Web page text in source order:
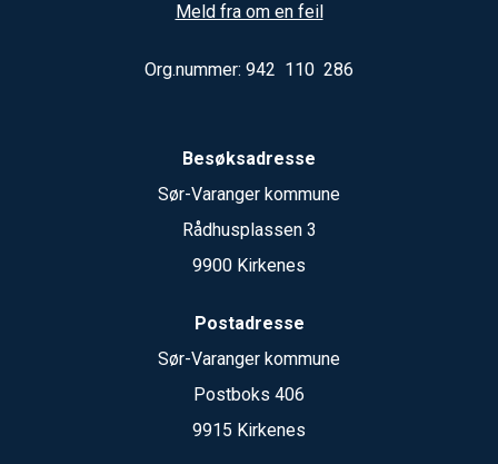
Meld fra om en feil
Org.nummer: 942 110 286
Besøksadresse
Sør-Varanger kommune
Rådhusplassen 3
9900 Kirkenes
Postadresse
Sør-Varanger kommune
Postboks 406
9915 Kirkenes